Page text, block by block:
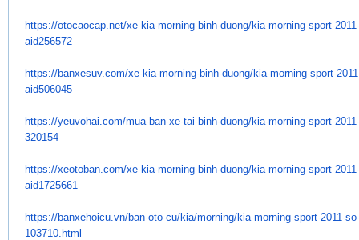
https://otocaocap.net/xe-kia-morning-binh-duong/kia-morning-sport-
aid256572
https://banxesuv.com/xe-kia-morning-binh-duong/kia-morning-sport-
aid506045
https://yeuvohai.com/mua-ban-xe-tai-binh-duong/kia-morning-sport-
320154
https://xeotoban.com/xe-kia-morning-binh-duong/kia-morning-sport-
aid1725661
https://banxehoicu.vn/ban-oto-cu/kia/morning/kia-morning-sport-2011-
103710.html